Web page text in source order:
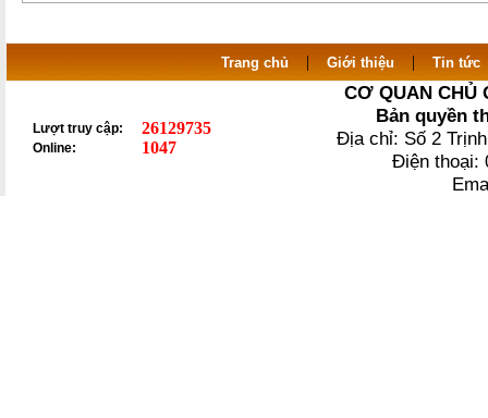
Trang chủ | Giới thiệu | Tin tức
Lượt truy cập: 26129735
Online: 1047
CƠ QUAN CHỦ
Bản quyền
Địa chỉ: Số 2
Điện